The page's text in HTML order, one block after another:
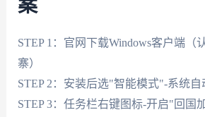
案
STEP 1：官网下载Windows客户端（
寨）
STEP 2：安装后选"智能模式"-系统
STEP 3：任务栏右键图标-开启"回国